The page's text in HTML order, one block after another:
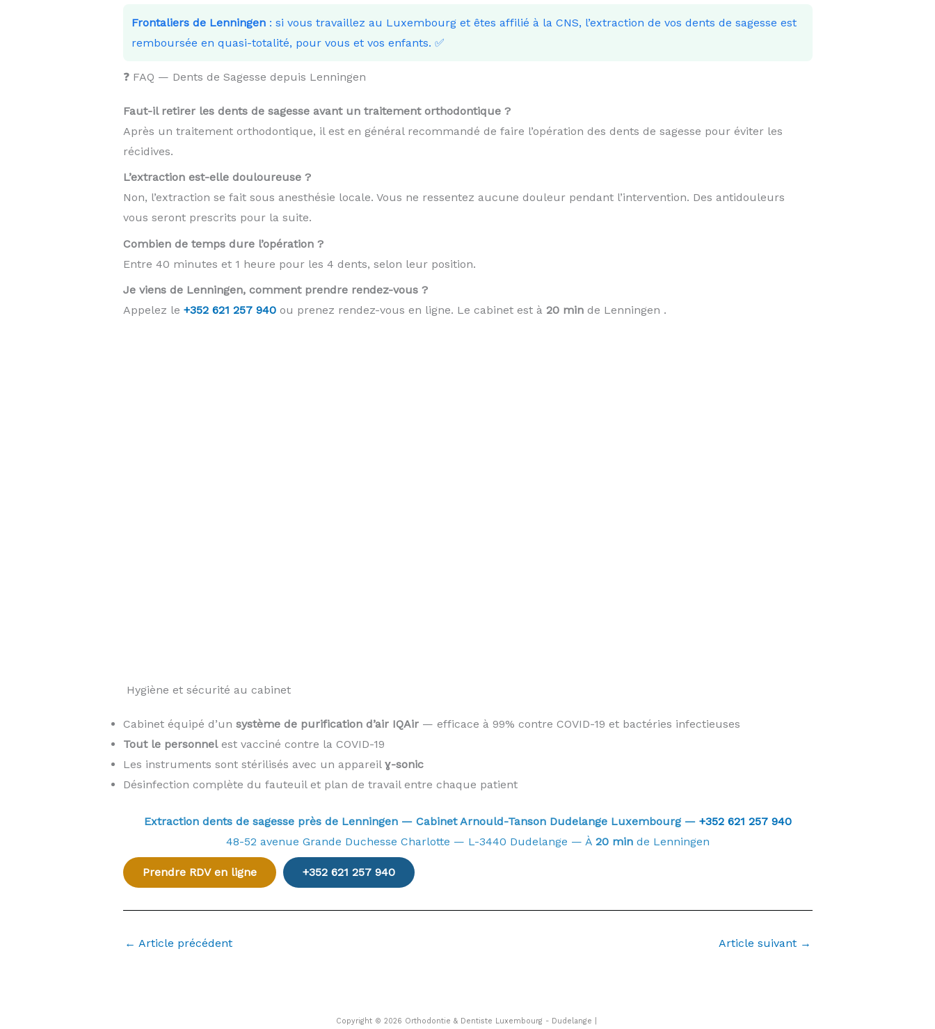
Frontaliers de Lenningen: si vous travaillez au Luxembourg et êtes affilié à la CNS, l’extraction de vos dents de sagesse est
remboursée en quasi-totalité, pour vous et vos enfants. ✅
❓ FAQ — Dents de Sagesse depuis Lenningen
Faut-il retirer les dents de sagesse avant un traitement orthodontique ?
Après un traitement orthodontique, il est en général recommandé de faire l’opération des dents de sagesse pour éviter les
récidives.
L’extraction est-elle douloureuse ?
Non, l’extraction se fait sous anesthésie locale. Vous ne ressentez aucune douleur pendant l’intervention. Des antidouleurs
vous seront prescrits pour la suite.
Combien de temps dure l’opération ?
Entre 40 minutes et 1 heure pour les 4 dents, selon leur position.
Je viens de Lenningen, comment prendre rendez-vous ?
Appelez le +352 621 257 940ou prenez rendez-vous en ligne. Le cabinet est à 20 minde Lenningen .
️ Hygiène et sécurité au cabinet
Cabinet équipé d’un système de purification d’air IQAir— efficace à 99% contre COVID-19 et bactéries infectieuses
Tout le personnelest vacciné contre la COVID-19
Les instruments sont stérilisés avec un appareil ɣ-sonic
Désinfection complète du fauteuil et plan de travail entre chaque patient
Extraction dents de sagesse près de Lenningen — Cabinet Arnould-Tanson Dudelange Luxembourg — +352 621 257 940
48-52 avenue Grande Duchesse Charlotte — L-3440 Dudelange — À 20 minde Lenningen
Prendre RDV en ligne +352 621 257 940
← Article précédent Article suivant →
Copyright © 2026 Orthodontie & Dentiste Luxembourg - Dudelange |